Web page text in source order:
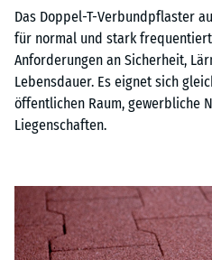
Das Doppel-T-Verbundpflaster
für normal und stark
Anforderungen an Sicherheit,
Lebensdauer. Es eignet sich
öffentlichen Raum, gewerbliche
Liegenschaften.